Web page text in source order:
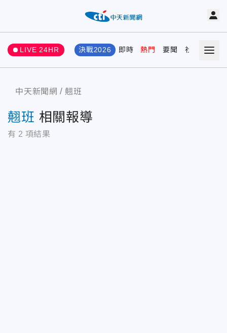
LIVE 24HR 決戰2026 即時 熱門 要聞 社會 娛樂
中天新聞網 翹班
翹班 相關報導
有 2 項結果